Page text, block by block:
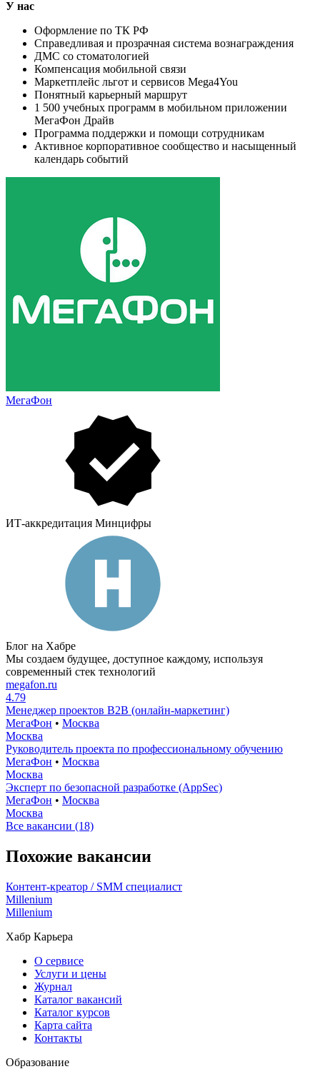
У нас
Оформление по ТК РФ
Справедливая и прозрачная система вознаграждения
ДМС со стоматологией
Компенсация мобильной связи
Маркетплейс льгот и сервисов Mega4You
Понятный карьерный маршрут
1 500 учебных программ в мобильном приложении
МегаФон Драйв
Программа поддержки и помощи сотрудникам
Активное корпоративное сообщество и насыщенный
календарь событий
МегаФон
ИТ-аккредитация Минцифры
Блог на Хабре
Мы создаем будущее, доступное каждому, используя
современный стек технологий
megafon.ru
4.79
Менеджер проектов B2B (онлайн-маркетинг)
МегаФон • Москва
Москва
Руководитель проекта по профессиональному обучению
МегаФон • Москва
Москва
Эксперт по безопасной разработке (AppSec)
МегаФон • Москва
Москва
Все вакансии (18)
Похожие вакансии
Контент-креатор / SMM специалист
Millenium
Millenium
Хабр Карьера
О сервисе
Услуги и цены
Журнал
Каталог вакансий
Каталог курсов
Карта сайта
Контакты
Образование